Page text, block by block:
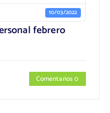
10/03/2022
febrero
Comentarios 0